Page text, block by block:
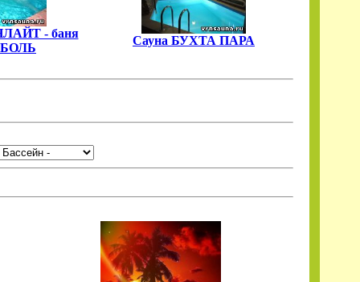
- баня
Сауна БУХТА ПАРА